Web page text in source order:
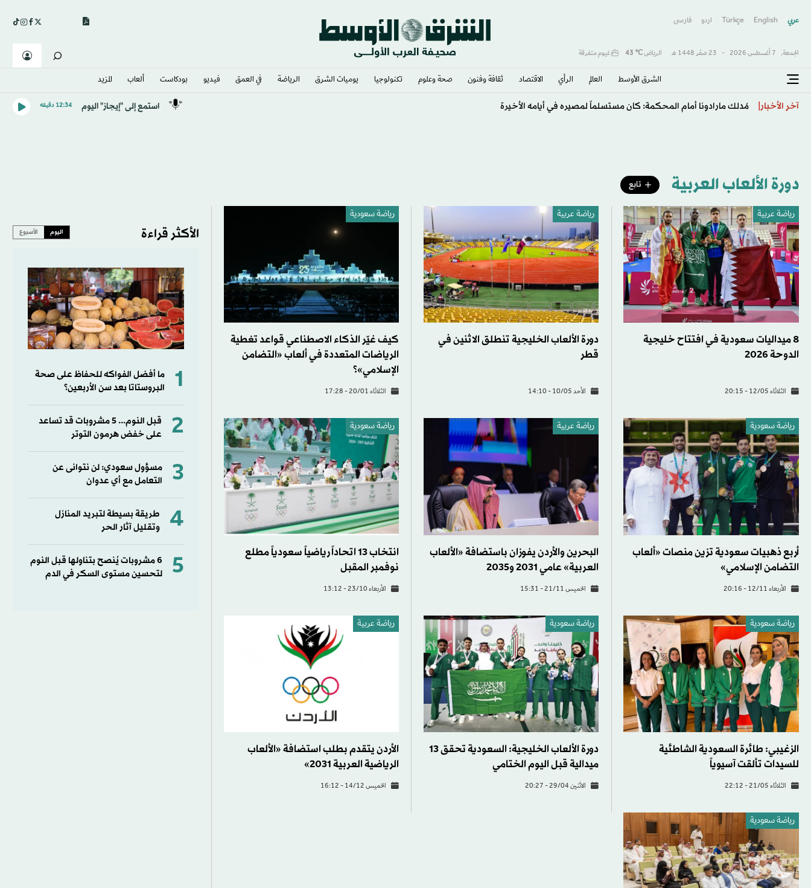
عربي English
Türkçe اردو فارسى
الجمعة, 7 أغسطس 2026 - 23 صفَر 1448 هـ الرياض℃
43 غيوم متفرقة
الشرق الأوسط​ العالم الرأي الاقتصاد ثقافة وفنون صحة وعلوم تكنولوجيا يوميات الشرق​ الرياضة في العمق فيديو بودكاست ألعاب المزيد
آخر الأخبار استمع إلى "إيجاز" اليوم 12:34 دقيقه
دورة الألعاب العربية تابع
رياضة عربية
8 ميداليات سعودية في افتتاح خليجية
الدوحة 2026
الثلاثاء 12/05 - 20:15
رياضة عربية
دورة الألعاب الخليجية تنطلق الاثنين في
قطر
الأحد 10/05 - 14:10
رياضة سعودية
كيف غيّر الذكاء الاصطناعي قواعد تغطية
الرياضات المتعددة في ألعاب «التضامن
الإسلامي»؟
الثلاثاء 20/01 - 17:28
رياضة سعودية
أربع ذهبيات سعودية تزين منصات «ألعاب
التضامن الإسلامي»
الأربعاء 12/11 - 20:16
رياضة عربية
البحرين والأردن يفوزان باستضافة «الألعاب
العربية» عامي 2031 و2035
الخميس 21/11 - 15:31
رياضة سعودية
انتخاب 13 اتحاداً رياضياً سعودياً مطلع
نوفمبر المقبل
الأربعاء 23/10 - 13:12
رياضة سعودية
الزغيبي: طائرة السعودية الشاطئية
للسيدات تألقت آسيوياً
الثلاثاء 21/05 - 22:12
رياضة سعودية
دورة الألعاب الخليجية: السعودية تحقق 13
ميدالية قبل اليوم الختامي
الاثنين 29/04 - 20:27
رياضة عربية
الأردن يتقدم بطلب استضافة «الألعاب
الرياضية العربية 2031»
الخميس 14/12 - 16:12
رياضة سعودية
الأكثر قراءة اليوم الأسبوع
1
ما أفضل الفواكه للحفاظ على صحة
البروستاتا بعد سن الأربعين؟
2
قبل النوم... 5 مشروبات قد تساعد
على خفض هرمون التوتر
3
مسؤول سعودي: لن نتوانى عن
التعامل مع أي عدوان
4
طريقة بسيطة لتبريد المنازل
وتقليل آثار الحر
5
6 مشروبات يُنصح بتناولها قبل النوم
لتحسين مستوى السكر في الدم